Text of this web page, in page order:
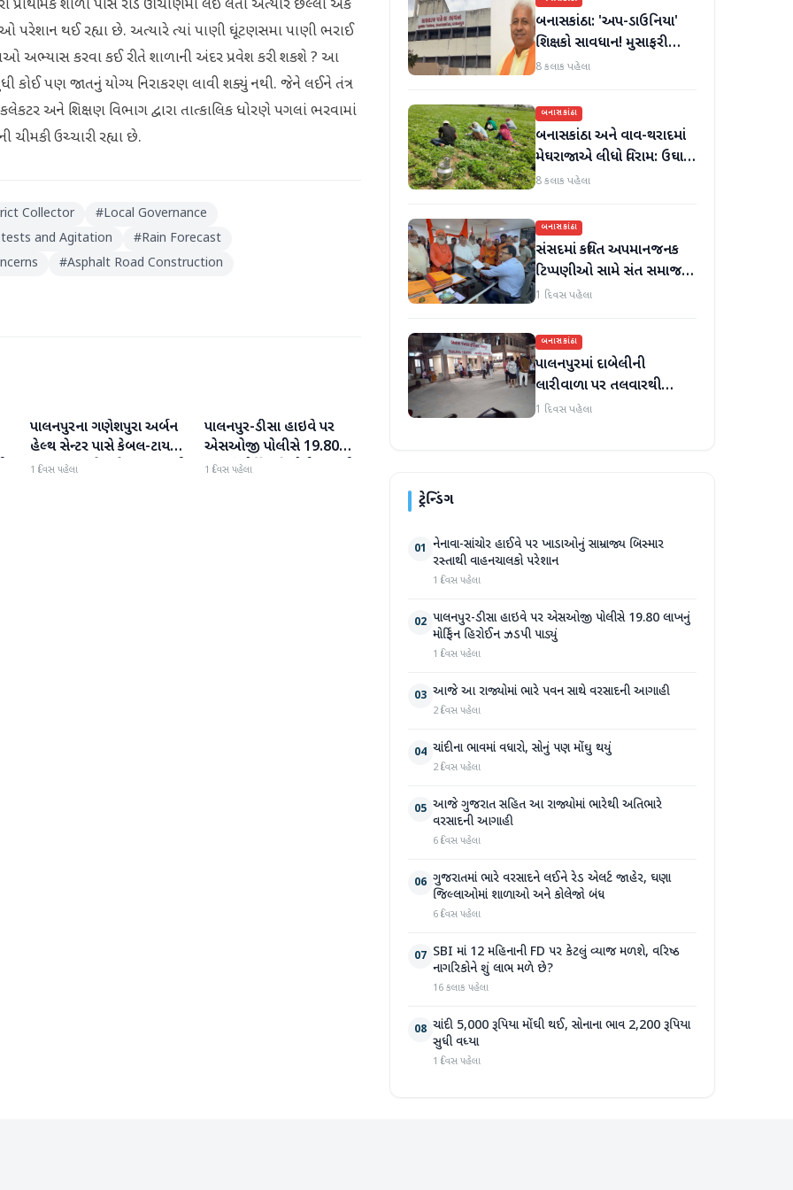
પ્રાથમિક શાળા પાસે રોડ ઊંચાણમાં લઈ લેતા અત્યારે છેલ્લા એક
પરેશાન થઈ રહ્યા છે. અત્યારે ત્યાં પાણી ઘૂંટણસમા પાણી ભરાઈ
કરવા કઈ રીતે શાળાની અંદર પ્રવેશ કરી શકશે ? આ
કોઈ પણ જાતનું યોગ્ય નિરાકરણ લાવી શક્યું નથી. જેને લઈને તંત્ર
અને શિક્ષણ વિભાગ દ્વારા તાત્કાલિક ધોરણે પગલાં ભરવામાં
ઉચ્ચારી રહ્યા છે.
Collector #Local Governance
and Agitation #Rain Forecast
#Asphalt Road Construction
બનાસકાંઠા
પાલનપુરના ગણેશપુરા અર્બન
હેલ્થ સેન્ટર પાસે કેબલ-ટાયર
સળગાવાતા ફેલાયેલા ધુમાડાથી
1 દિવસ પહેલા
બનાસકાંઠા
પાલનપુર-ડીસા હાઇવે પર
એસઓજી પોલીસે 19.80
લાખનું મોર્ફિન હિરોઈન ઝડપી
1 દિવસ પહેલા
બનાસકાંઠા: 'અપ-ડાઉનિયા'
શિક્ષકો સાવધાન! મુસાફરી
કરતા શિક્ષકો સામે તવાઈ હાથ
8 કલાક પહેલા
બનાસકાંઠા
બનાસકાંઠા અને વાવ-થરાદમાં
મેઘરાજાએ લીધો વિરામ: ઉઘાડ
નીકળતાં ખેડૂતોમાં આનંદનો
8 કલાક પહેલા
બનાસકાંઠા
સંસદમાં કથિત અપમાનજનક
ટિપ્પણીઓ સામે સંત સમાજમાં
રોષ: પાલનપુરમાં VHP સાથે
આવેદનપત્ર આપ્યું
1 દિવસ પહેલા
બનાસકાંઠા
પાલનપુરમાં દાબેલીની
લારીવાળા પર તલવારથી
હુમલો: બે ઈજાગ્રસ્ત, આરોપી
1 દિવસ પહેલા
ટ્રેન્ડિંગ
01 નેનાવા-સાંચોર હાઈવે પર ખાડાઓનું સામ્રાજ્ય બિસ્માર
રસ્તાથી વાહનચાલકો પરેશાન
1 દિવસ પહેલા
02 પાલનપુર-ડીસા હાઇવે પર એસઓજી પોલીસે 19.80 લાખનું
મોર્ફિન હિરોઈન ઝડપી પાડ્યું
1 દિવસ પહેલા
03 આજે આ રાજ્યોમાં ભારે પવન સાથે વરસાદની આગાહી
2 દિવસ પહેલા
04 ચાંદીના ભાવમાં વધારો, સોનું પણ મોંઘુ થયું
2 દિવસ પહેલા
05 આજે ગુજરાત સહિત આ રાજ્યોમાં ભારેથી અતિભારે
વરસાદની આગાહી
6 દિવસ પહેલા
06 ગુજરાતમાં ભારે વરસાદને લઈને રેડ એલર્ટ જાહેર, ઘણા
જિલ્લાઓમાં શાળાઓ અને કોલેજો બંધ
6 દિવસ પહેલા
07 SBI માં 12 મહિનાની FD પર કેટલું વ્યાજ મળશે, વરિષ્ઠ
નાગરિકોને શું લાભ મળે છે?
16 કલાક પહેલા
08 ચાંદી 5,000 રૂપિયા મોંઘી થઈ, સોનાના ભાવ 2,200 રૂપિયા
સુધી વધ્યા
1 દિવસ પહેલા